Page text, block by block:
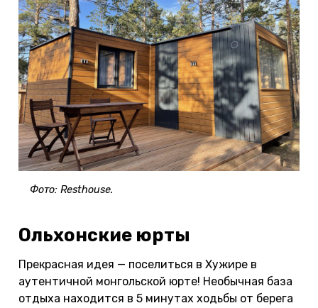
Фото: Resthouse.
Ольхонские юрты
Прекрасная идея — поселиться в Хужире в
аутентичной монгольской юрте! Необычная база
отдыха находится в 5 минутах ходьбы от берега